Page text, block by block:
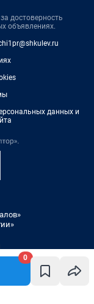
0
достоверность
объявлениях.
данных и